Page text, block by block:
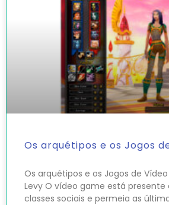
Os arquétipos e os Jogos
Os arquétipos e os Jogos de
Levy O vídeo game está presente
classes sociais e permeia as